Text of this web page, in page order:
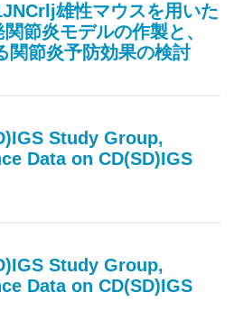
雄性マウスを用いた
節炎モデルの作製と、
節炎予防効果の検討
Study Group,
Data on CD(SD)IGS
Study Group,
Data on CD(SD)IGS